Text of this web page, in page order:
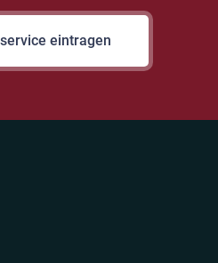
eintragen